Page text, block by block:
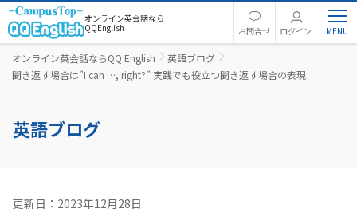
オンライン英会話なら
QQEnglish
お問合せ ログイン
オンライン英会話ならQQ English
英語ブログ
聞き返す場合は”I can …, right?” 実践でも役立つ聞き返す場合の表現
英語ブログ
更新日：2023年12月28日